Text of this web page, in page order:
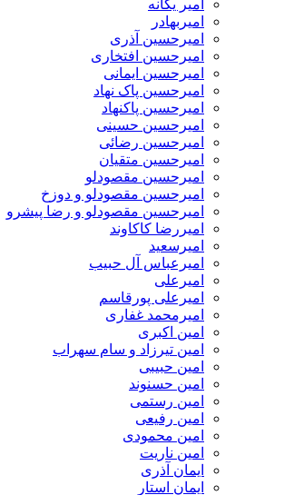
امیر یگانه
امیربهادر
امیرحسین آذری
امیرحسین افتخاری
امیرحسین ایمانی
امیرحسین پاک نهاد
امیرحسین پاکنهاد
امیرحسین حسینی
امیرحسین رضائی
امیرحسین متقیان
امیرحسین مقصودلو
امیرحسین مقصودلو و دوزخ
امیرحسین مقصودلو و رضا پیشرو
امیررضا کاکاوند
امیرسعید
امیرعباس آل حبیب
امیرعلی
امیرعلی پورقاسم
امیرمحمد غفاری
امین اکبری
امین تیرزاد و سام سهراب
امین حبیبی
امین حسنوند
امین رستمی
امین رفیعی
امین محمودی
امین ناریت
ایمان آذری
ایمان استار